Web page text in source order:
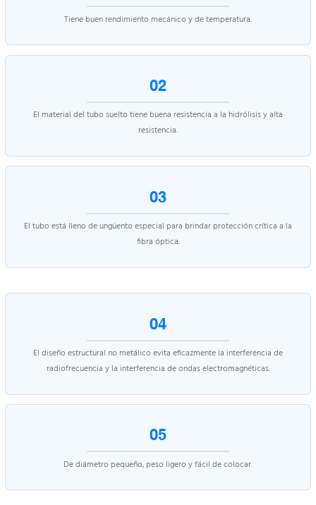
Tiene buen rendimiento mecánico y de temperatura.
02
El material del tubo suelto tiene buena resistencia a la hidrólisis y alta
resistencia.
03
El tubo está lleno de ungüento especial para brindar protección crítica a la
fibra óptica.
04
El diseño estructural no metálico evita eficazmente la interferencia de
radiofrecuencia y la interferencia de ondas electromagnéticas.
05
De diámetro pequeño, peso ligero y fácil de colocar.